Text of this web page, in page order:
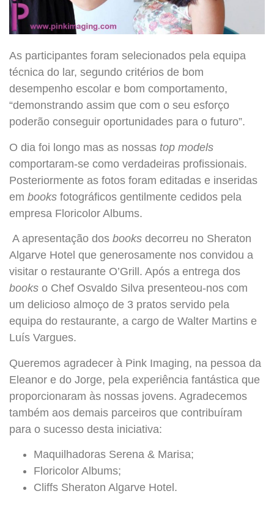
As participantes foram selecionados pela equipa
técnica do lar, segundo critérios de bom
desempenho escolar e bom comportamento,
“demonstrando assim que com o seu esforço
poderão conseguir oportunidades para o futuro”.
O dia foi longo mas as nossas top models
comportaram-se como verdadeiras profissionais.
Posteriormente as fotos foram editadas e inseridas
em books fotográficos gentilmente cedidos pela
empresa Floricolor Albums.
A apresentação dos books decorreu no Sheraton
Algarve Hotel que generosamente nos convidou a
visitar o restaurante O’Grill. Após a entrega dos
books o Chef Osvaldo Silva presenteou-nos com
um delicioso almoço de 3 pratos servido pela
equipa do restaurante, a cargo de Walter Martins e
Luís Vargues.
Queremos agradecer à Pink Imaging, na pessoa da
Eleanor e do Jorge, pela experiência fantástica que
proporcionaram às nossas jovens. Agradecemos
também aos demais parceiros que contribuíram
para o sucesso desta iniciativa:
Maquilhadoras Serena & Marisa;
Floricolor Albums;
Cliffs Sheraton Algarve Hotel.